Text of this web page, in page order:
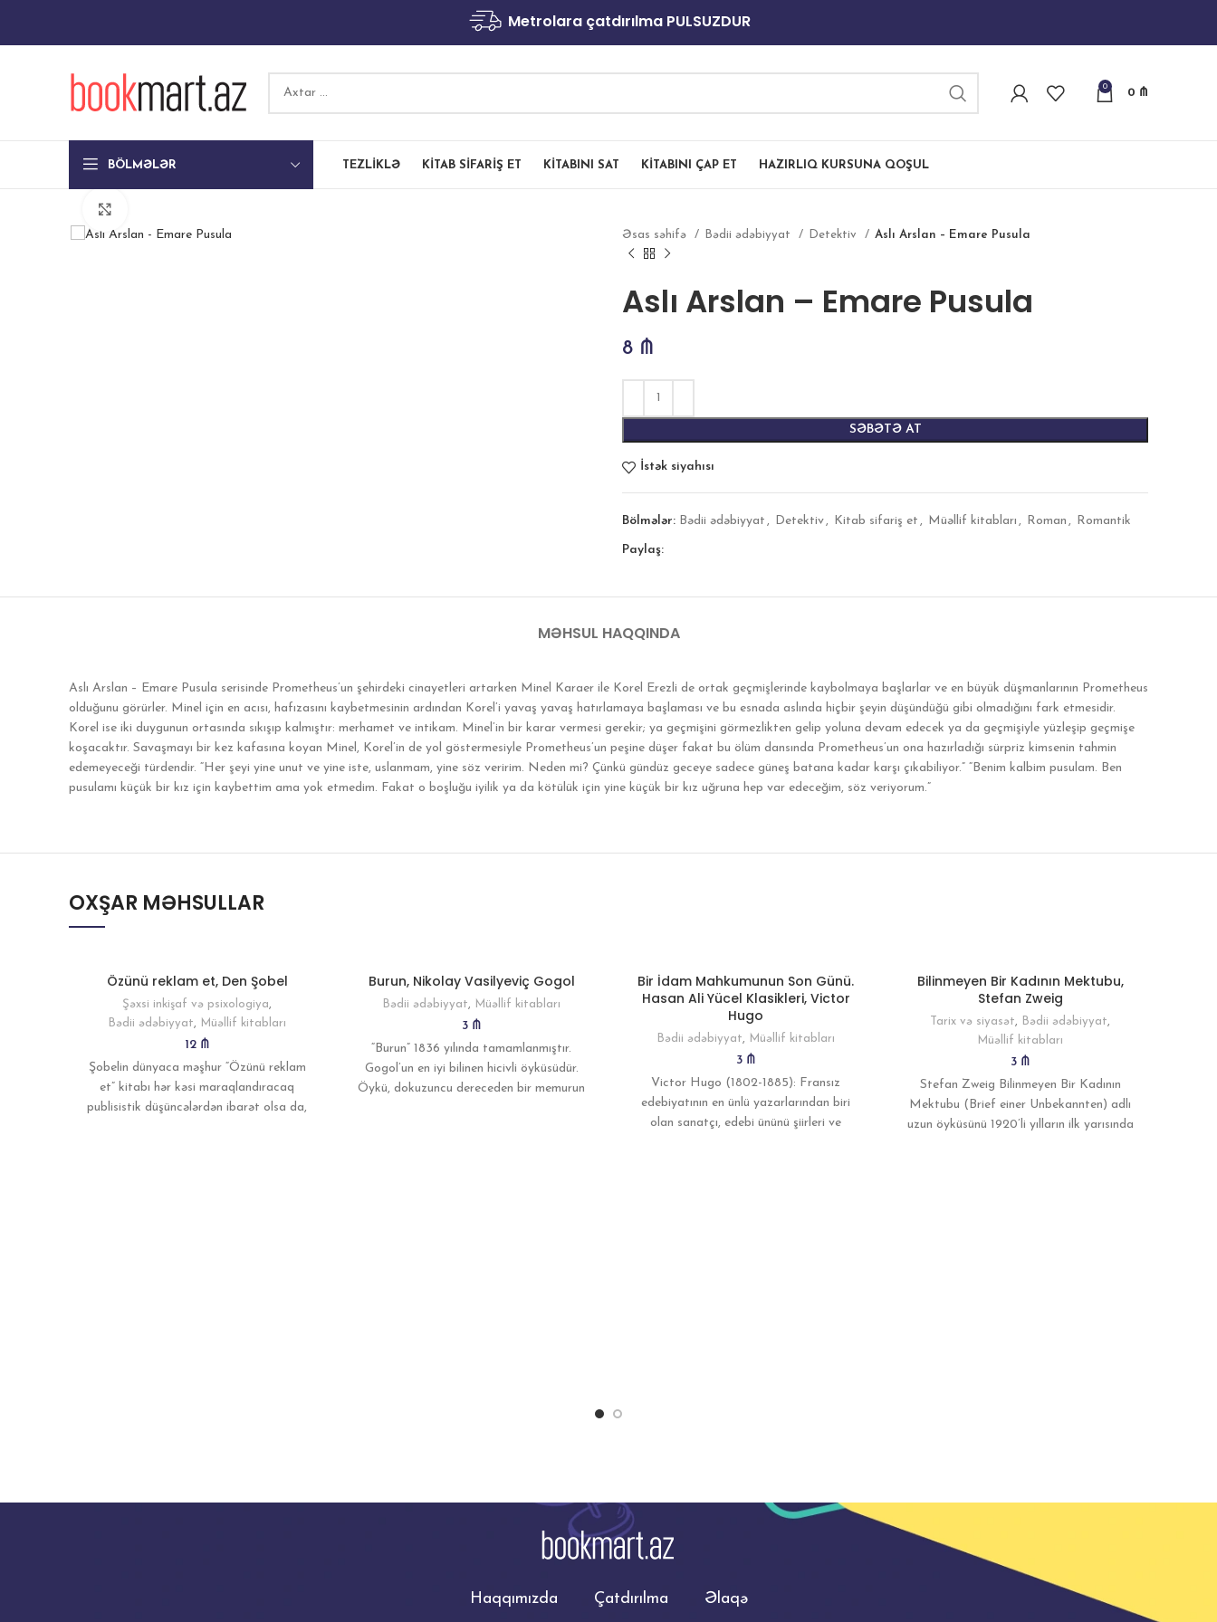
Metrolara çatdırılma PULSUZDUR
0
0 ₼
BÖLMƏLƏR TEZLIKLƏ KITAB SIFARIŞ ET KITABINI SAT KITABINI ÇAP ET HAZIRLIQ KURSUNA QOŞUL
Əsas səhifə Bədii ədəbiyyat Detektiv Aslı Arslan – Emare Pusula
Aslı Arslan – Emare Pusula
8 ₼
SƏBƏTƏ AT
İstək siyahısı
Bölmələr: Bədii ədəbiyyat , Detektiv , Kitab sifariş et , Müəllif kitabları , Roman , Romantik
Paylaş:
MƏHSUL HAQQINDA
Aslı Arslan – Emare Pusula serisinde Prometheus’un şehirdeki cinayetleri artarken Minel Karaer ile Korel Erezli de ortak geçmişlerinde kaybolmaya başlarlar ve en büyük düşmanlarının Prometheus
olduğunu görürler. Minel için en acısı, hafızasını kaybetmesinin ardından Korel’i yavaş yavaş hatırlamaya başlaması ve bu esnada aslında hiçbir şeyin düşündüğü gibi olmadığını fark etmesidir.
Korel ise iki duygunun ortasında sıkışıp kalmıştır: merhamet ve intikam. Minel’in bir karar vermesi gerekir; ya geçmişini görmezlikten gelip yoluna devam edecek ya da geçmişiyle yüzleşip geçmişe
koşacaktır. Savaşmayı bir kez kafasına koyan Minel, Korel’in de yol göstermesiyle Prometheus’un peşine düşer fakat bu ölüm dansında Prometheus’un ona hazırladığı sürpriz kimsenin tahmin
edemeyeceği türdendir. “Her şeyi yine unut ve yine iste, uslanmam, yine söz veririm. Neden mi? Çünkü gündüz geceye sadece güneş batana kadar karşı çıkabiliyor.” “Benim kalbim pusulam. Ben
pusulamı küçük bir kız için kaybettim ama yok etmedim. Fakat o boşluğu iyilik ya da kötülük için yine küçük bir kız uğruna hep var edeceğim, söz veriyorum.”
OXŞAR MƏHSULLAR
Özünü reklam et, Den Şobel
Şəxsi inkişaf və psixologiya
Bədii ədəbiyyat
Müəllif kitabları
12 ₼
Şobelin dünyaca məşhur “Özünü reklam
et” kitabı hər kəsi maraqlandıracaq
publisistik düşüncələrdən ibarət olsa da,
Burun, Nikolay Vasilyeviç Gogol
Bədii ədəbiyyat Müəllif kitabları
3 ₼
“Burun” 1836 yılında tamamlanmıştır.
Gogol’un en iyi bilinen hicivli öyküsüdür.
Öykü, dokuzuncu dereceden bir memurun
Bir İdam Mahkumunun Son Günü.
Hasan Ali Yücel Klasikleri, Victor
Hugo
Bədii ədəbiyyat Müəllif kitabları
3 ₼
Victor Hugo (1802-1885): Fransız
edebiyatının en ünlü yazarlarından biri
olan sanatçı, edebi ününü şiirleri ve
Bilinmeyen Bir Kadının Mektubu,
Stefan Zweig
Tarix və siyasət Bədii ədəbiyyat
Müəllif kitabları
3 ₼
Stefan Zweig Bilinmeyen Bir Kadının
Mektubu (Brief einer Unbekannten) adlı
uzun öyküsünü 1920’li yılların ilk yarısında
Haqqımızda Çatdırılma Əlaqə